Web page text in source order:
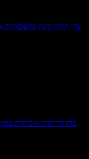
צרו חיקוי בינה מלאכותית
צרו קריינות איכותית